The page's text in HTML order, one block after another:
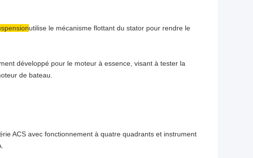
utilise le mécanisme flottant du stator pour rendre le
développé pour le moteur à essence, visant à tester la
de bateau.
ACS avec fonctionnement à quatre quadrants et instrument